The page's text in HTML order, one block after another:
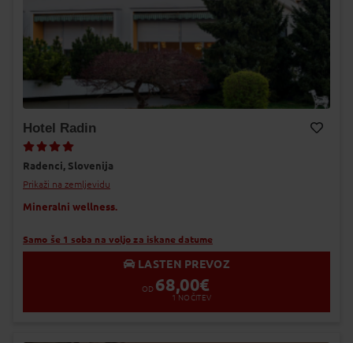
Hotel Radin
Radenci, Slovenija
Prikaži na zemljevidu
Mineralni wellness.
Samo še 1 soba na voljo za iskane datume
LASTEN PREVOZ
OD 68,00€
1 NOČITEV